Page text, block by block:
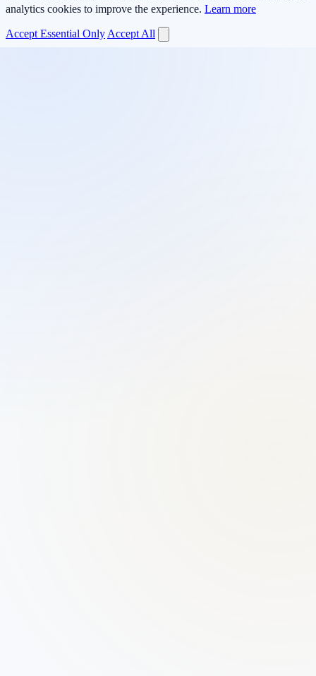
analytics cookies to improve the experience. Learn more
Accept Essential Only Accept All